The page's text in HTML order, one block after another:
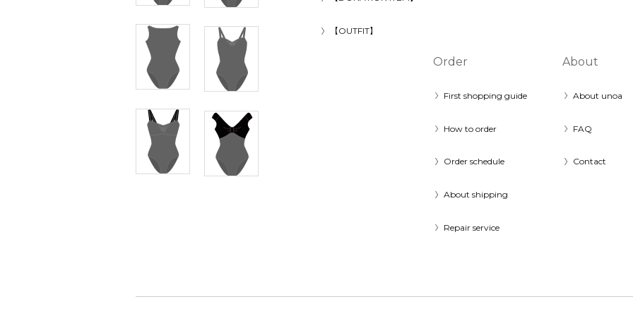
【OUTFIT】
Order
First shopping guide
How to order
Order schedule
About shipping
Repair service
About
About unoa
FAQ
Contact